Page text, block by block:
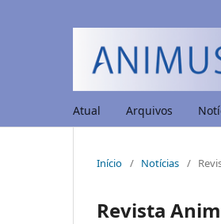
Atual Arquivos
Início / Notícias /
Revista